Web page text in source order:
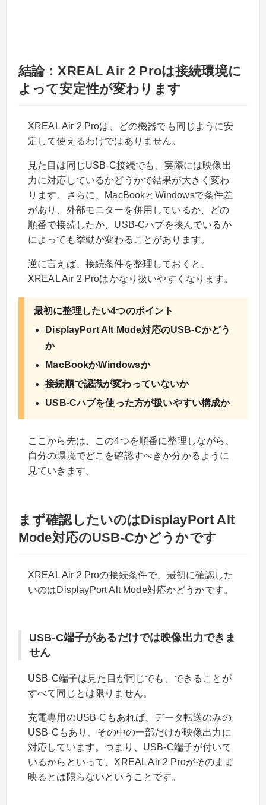
結論：XREAL Air 2 Proは接続環境に
よって安定性が変わります
XREAL Air 2 Proは、どの機器でも同じように安
定して使えるわけではありません。
見た目は同じUSB-C接続でも、実際には映像出
力に対応しているかどうかで結果が大きく変わ
ります。さらに、MacBookとWindowsで条件差
があり、外部モニターを併用しているか、どの
順番で接続したか、USB-Cハブを挟んでいるか
によっても挙動が変わることがあります。
逆に言えば、接続条件を整理しておくと、
XREAL Air 2 Proはかなり扱いやすくなります。
最初に整理したい4つのポイント
DisplayPort Alt Mode対応のUSB-Cかどう
か
MacBookかWindowsか
接続順で認識が変わっていないか
USB-Cハブを使った方が扱いやすい構成か
ここから先は、この4つを順番に整理しながら、
自分の環境でどこを確認すべきか分かるように
見ていきます。
まず確認したいのはDisplayPort Alt
Mode対応のUSB-Cかどうかです
XREAL Air 2 Proの接続条件で、最初に確認した
いのはDisplayPort Alt Mode対応かどうかです。
USB-C端子があるだけでは映像出力できま
せん
USB-C端子は見た目が同じでも、できることが
すべて同じとは限りません。
充電専用のUSB-Cもあれば、データ転送のみの
USB-Cもあり、その中の一部だけが映像出力に
対応しています。つまり、USB-C端子が付いて
いるからといって、XREAL Air 2 Proがそのまま
映るとは限らないということです。